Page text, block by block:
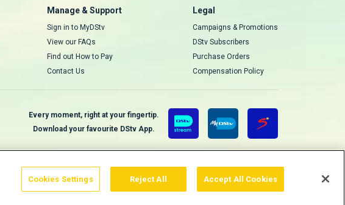
Manage & Support
Sign in to MyDStv
View our FAQs
Find out How to Pay
Contact Us
Legal
Campaigns & Promotions
DStv Subscribers
Purchase Orders
Compensation Policy
Every moment, right at your fingertip.
Download your favourite DStv App.
Copyright Careers
Gerir Cookies
Cookies Settings Reject All Accept All Cookies